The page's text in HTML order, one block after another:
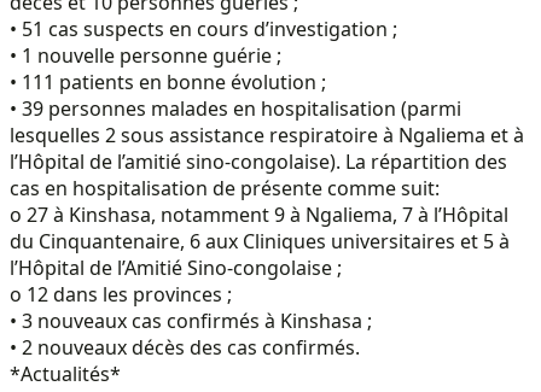
• 51 cas suspects en cours d’investigation ;
• 1 nouvelle personne guérie ;
• 111 patients en bonne évolution ;
• 39 personnes malades en hospitalisation (parmi
lesquelles 2 sous assistance respiratoire à Ngaliema et à
l’Hôpital de l’amitié sino-congolaise). La répartition des
cas en hospitalisation de présente comme suit:
o 27 à Kinshasa, notamment 9 à Ngaliema, 7 à l’Hôpital
du Cinquantenaire, 6 aux Cliniques universitaires et 5 à
l’Hôpital de l’Amitié Sino-congolaise ;
o 12 dans les provinces ;
• 3 nouveaux cas confirmés à Kinshasa ;
• 2 nouveaux décès des cas confirmés.
*Actualités*